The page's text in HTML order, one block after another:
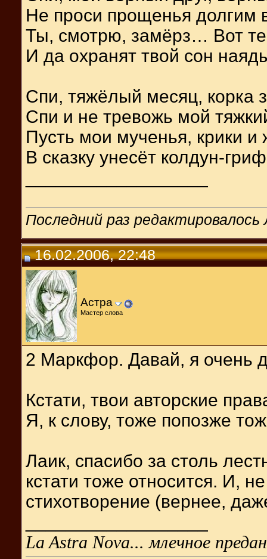
Не проси прощенья долгим
Ты, смотрю, замёрз… Вот
И да охранят твой сон
Спи, тяжёлый месяц, корка
Спи и не тревожь мой
Пусть мои мученья, крики и
В сказку унесёт колдун-
Последний раз
16.02.2006, 22:48
Астра
Мастер слова
2 Маркфор. Давай, я очень
Кстати, твои авторские
Я, к слову, тоже попозже
Лаик, спасибо за столь
кстати тоже относится. И,
стихотворение (вернее,
La Astra Nova... млечное